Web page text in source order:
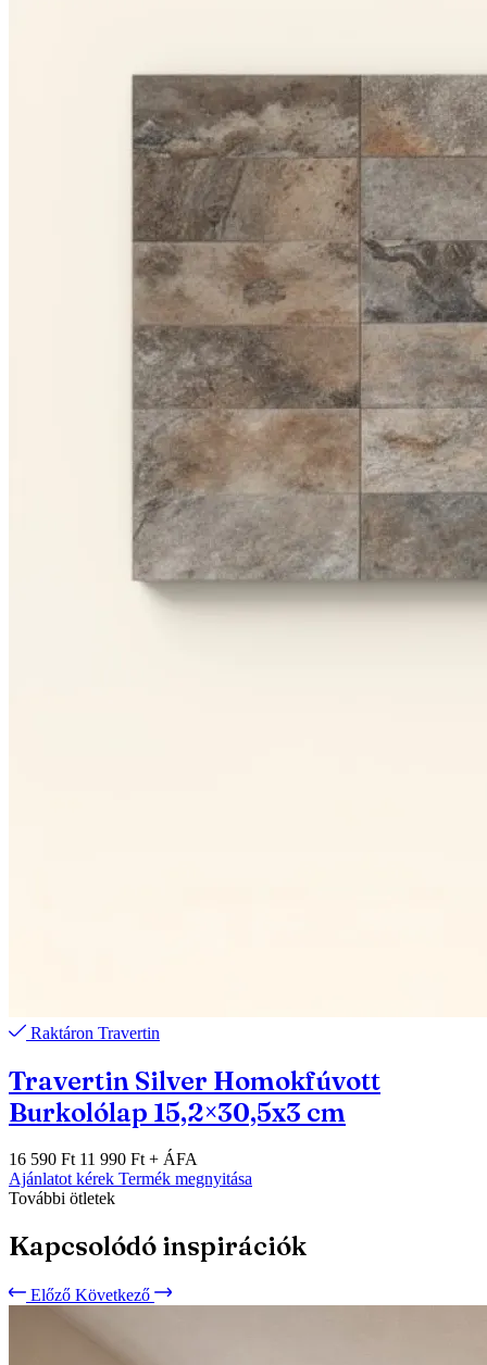
Raktáron Travertin
Travertin Silver Homokfúvott
Burkolólap 15,2×30,5x3 cm
16 590 Ft 11 990 Ft + ÁFA
Ajánlatot kérek Termék megnyitása
További ötletek
Kapcsolódó inspirációk
Előző Következő